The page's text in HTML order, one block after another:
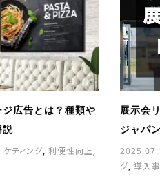
広告とは？種類や
説
ケティング, 利便性向上,
展示会
ジャパ
グ, 導入